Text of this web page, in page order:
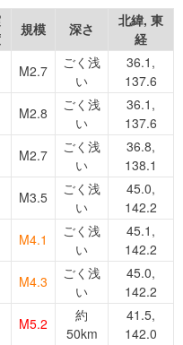
規模 深さ
北緯, 東
経
M2.7
ごく浅
い
36.1,
137.6
M2.8
ごく浅
い
36.1,
137.6
M2.7
ごく浅
い
36.8,
138.1
M3.5
ごく浅
い
45.0,
142.2
M4.1
ごく浅
い
45.1,
142.2
M4.3
ごく浅
い
45.0,
142.2
M5.2
約
50km
41.5,
142.0